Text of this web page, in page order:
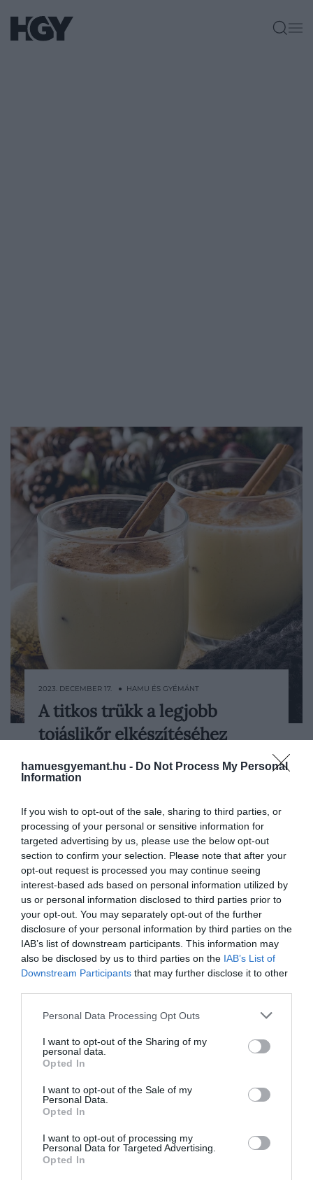
hamuesgyemant.hu - Do Not Process My Personal
Information
If you wish to opt-out of the sale, sharing to third parties, or
processing of your personal or sensitive information for
targeted advertising by us, please use the below opt-out
section to confirm your selection. Please note that after your
opt-out request is processed you may continue seeing
interest-based ads based on personal information utilized by
us or personal information disclosed to third parties prior to
your opt-out. You may separately opt-out of the further
disclosure of your personal information by third parties on the
IAB’s list of downstream participants. This information may
also be disclosed by us to third parties on the IAB’s List of
Downstream Participants that may further disclose it to other
Please note that this website/app uses one or more Google
not limited to your visit or usage behaviour. You may click to
grant or deny consent to Google and its third-party tags to
use your data for below specified purposes in below Google
consent section.
Personal Data Processing Opt Outs
I want to opt-out of the Sharing of my
personal data.
Opted In
I want to opt-out of the Sale of my
Personal Data.
Opted In
I want to opt-out of processing my
Personal Data for Targeted Advertising.
Opted In
A tojáslikőrben az a legjobb – azon kívül,
hogy isteni finom –, hogy pillanatok alatt
percet vesz igénybe az egész művelet –
amibe áttöltjük az elkészült italt. Íme a
tökéletes…
2023. DECEMBER 17. ● HAMU ÉS GYÉMÁNT
A titkos trükk a legjobb
tojáslikőr elkészítéséhez
HAMU ÉS GYÉMÁNT